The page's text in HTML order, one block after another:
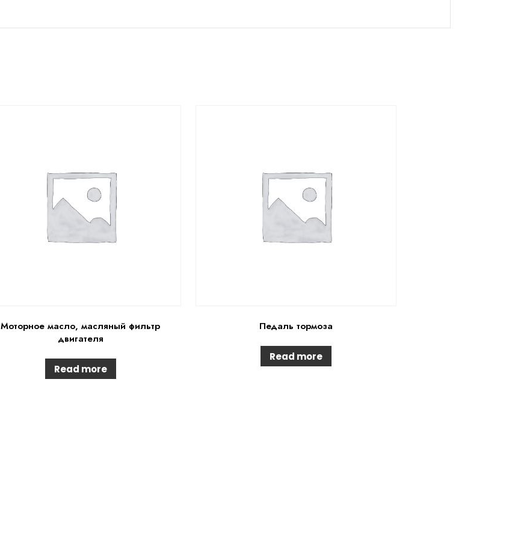
Моторное масло, масляный фильтр
двигателя
Read more
Педаль тормоза
Read more